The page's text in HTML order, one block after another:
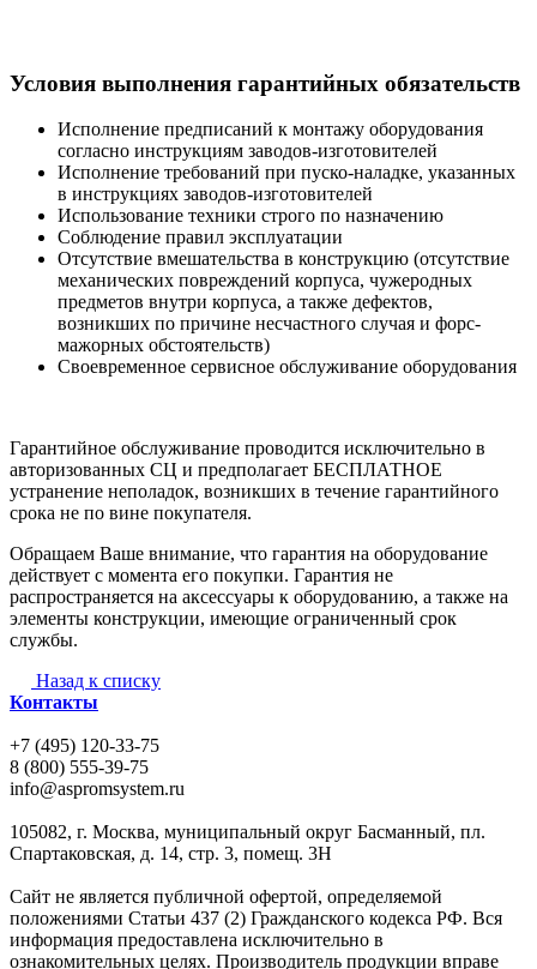
Условия выполнения гарантийных обязательств
Исполнение предписаний к монтажу оборудования
согласно инструкциям заводов-изготовителей
Исполнение требований при пуско-наладке, указанных
в инструкциях заводов-изготовителей
Использование техники строго по назначению
Соблюдение правил эксплуатации
Отсутствие вмешательства в конструкцию (отсутствие
механических повреждений корпуса, чужеродных
предметов внутри корпуса, а также дефектов,
возникших по причине несчастного случая и форс-
мажорных обстоятельств)
Своевременное сервисное обслуживание оборудования
Гарантийное обслуживание проводится исключительно в
авторизованных СЦ и предполагает БЕСПЛАТНОЕ
устранение неполадок, возникших в течение гарантийного
срока не по вине покупателя.
Обращаем Ваше внимание, что гарантия на оборудование
действует с момента его покупки. Гарантия не
распространяется на аксессуары к оборудованию, а также на
элементы конструкции, имеющие ограниченный срок
службы.
Назад к списку
Контакты
+7 (495) 120-33-75
8 (800) 555-39-75
info@aspromsystem.ru
105082, г. Москва, муниципальный округ Басманный, пл.
Спартаковская, д. 14, стр. 3, помещ. 3Н
Сайт не является публичной офертой, определяемой
положениями Статьи 437 (2) Гражданского кодекса РФ. Вся
информация предоставлена исключительно в
ознакомительных целях. Производитель продукции вправе